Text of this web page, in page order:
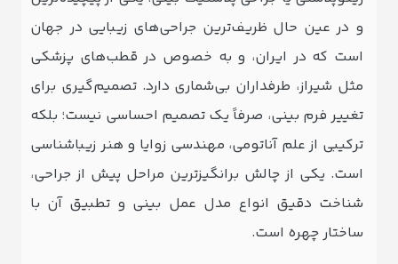
و در عین حال ظریف‌ترین جراحی‌های زیبایی در جهان
است که در ایران، و به خصوص در قطب‌های پزشکی
مثل شیراز، طرفداران بی‌شماری دارد. تصمیم‌گیری برای
تغییر فرم بینی، صرفاً یک تصمیم احساسی نیست؛ بلکه
ترکیبی از علم آناتومی، مهندسی زوایا و هنر زیباشناسی
است. یکی از چالش ‌برانگیزترین مراحل پیش از جراحی،
شناخت دقیق انواع مدل عمل بینی و تطبیق آن با
ساختار چهره است.